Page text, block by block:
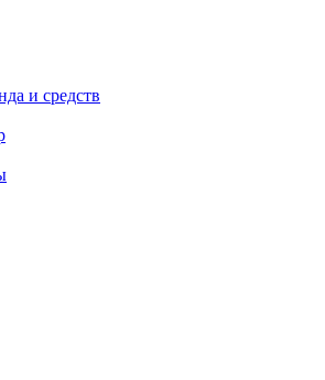
и средств